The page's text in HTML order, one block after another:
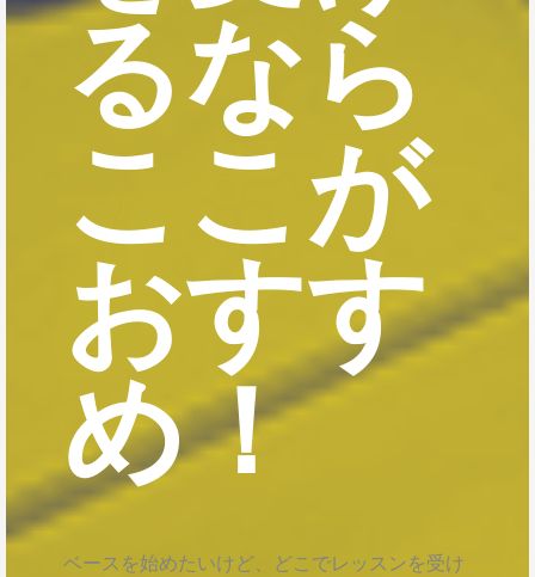
るなら
ここが
おすす
め！
ベースを始めたいけど、どこでレッスンを受け